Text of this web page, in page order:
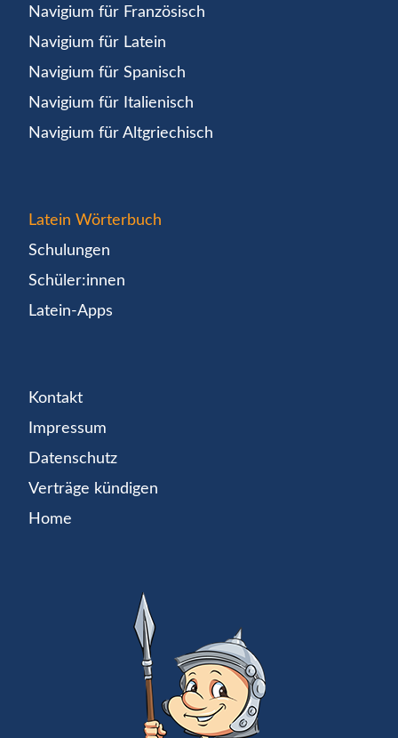
Navigium für Französisch
Navigium für Latein
Navigium für Spanisch
Navigium für Italienisch
Navigium für Altgriechisch
Latein Wörterbuch
Schulungen
Schüler:innen
Latein-Apps
Kontakt
Impressum
Datenschutz
Verträge kündigen
Home